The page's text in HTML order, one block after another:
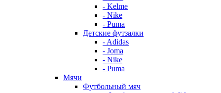
- Kelme
- Nike
- Puma
Детские футзалки
- Adidas
- Joma
- Nike
- Puma
Мячи
Футбольный мяч